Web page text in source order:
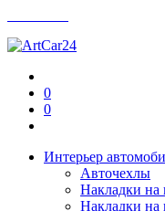
0
0
Интерьер
Авточехлы
Накладки на
Накладки на